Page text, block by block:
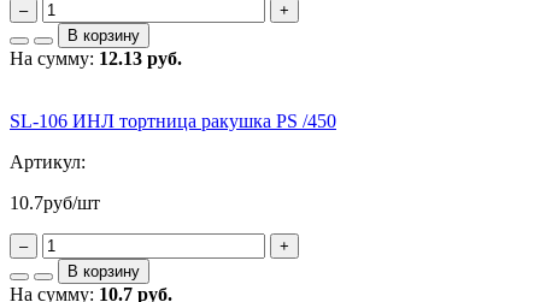
–
+
В корзину
На сумму: 12.13 руб.
SL-106 ИНЛ тортница ракушка PS /450
Артикул:
10.7руб/шт
–
+
В корзину
На сумму: 10.7 руб.